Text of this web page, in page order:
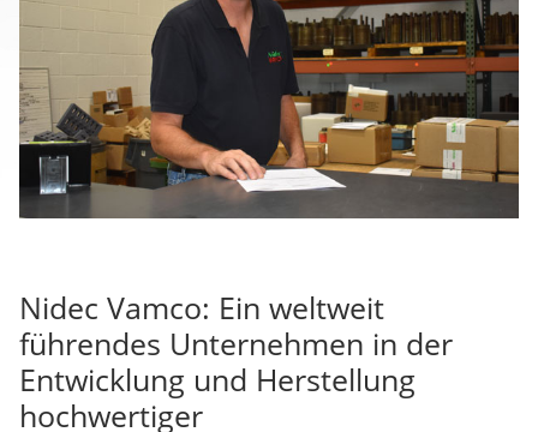
Nidec Vamco: Ein weltweit
führendes Unternehmen in der
Entwicklung und Herstellung
hochwertiger